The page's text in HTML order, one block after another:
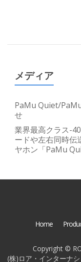
メディア
PaMu Quiet/
せ
業界最高クラス-
ードや左右同時伝
ヤホン「PaMu
Home
Copyright ©
(株)ロア・インターナ